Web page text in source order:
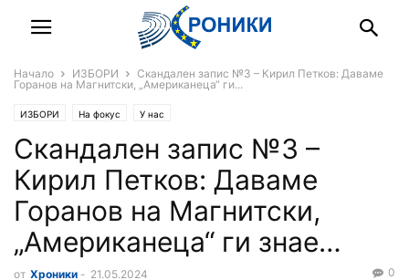
Начало ИЗБОРИ
Скандален запис №3 – Кирил Петков: Даваме
Горанов на Магнитски, „Американеца“ ги...
ИЗБОРИ На фокус У нас
Скандален запис №3 –
Кирил Петков: Даваме
Горанов на Магнитски,
„Американеца“ ги знае…
от Хроники - 21.05.2024 0